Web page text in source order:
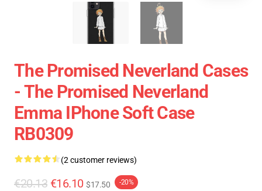
The Promised Neverland Cases
- The Promised Neverland
Emma IPhone Soft Case
RB0309
(2 customer reviews)
€20.13 €16.10 $17.50 -20%